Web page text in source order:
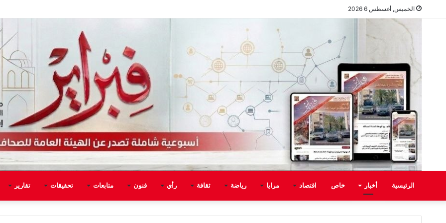
الخميس, أغسطس 6 2026
الرئيسية أخبار خاص اقتصاد مرايا رياضة ثقافة رأي فنون متابعات تحقيقات تقارير